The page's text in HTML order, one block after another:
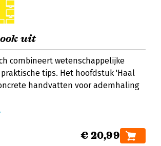
uit
combineert wetenschappelijke
tips. Het hoofdstuk 'Haal
handvatten voor ademhaling
€ 20,99